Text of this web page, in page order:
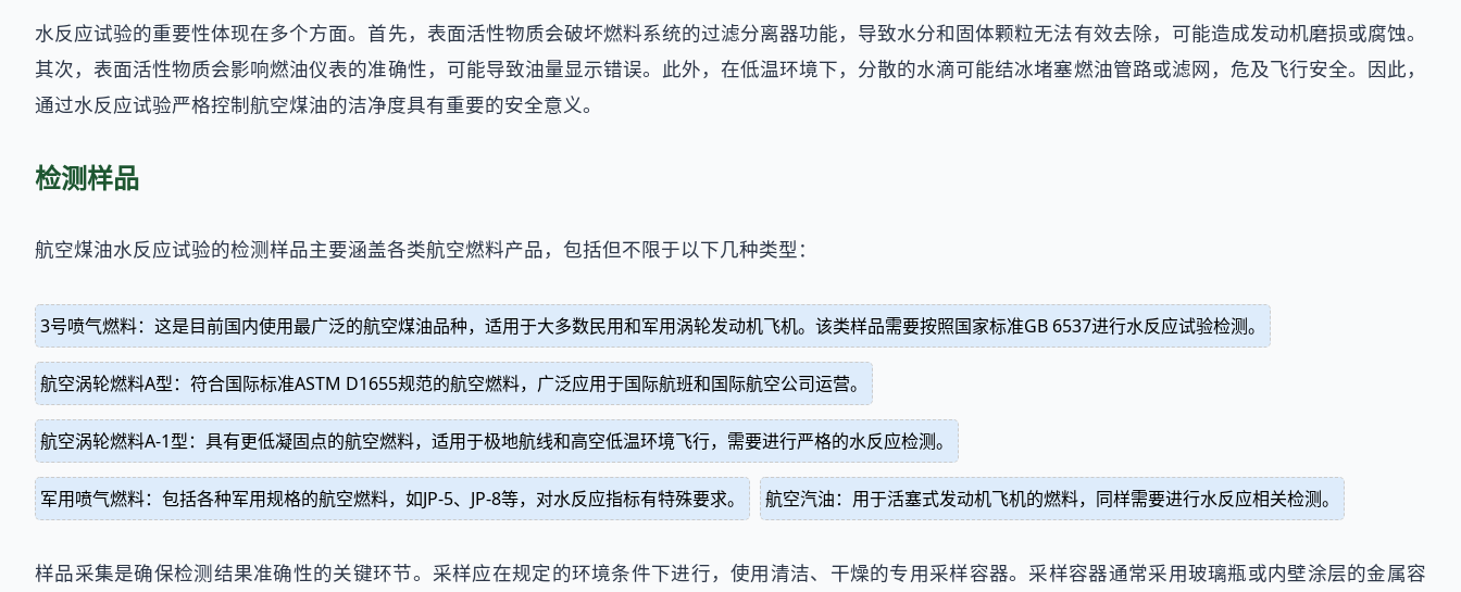
水反应试验的重要性体现在多个方面。首先，表面活性物质会破坏燃料系统的过滤分离器功能，导致水分和固体颗粒无法有效去除，可能造成发动机磨损或腐蚀。
其次，表面活性物质会影响燃油仪表的准确性，可能导致油量显示错误。此外，在低温环境下，分散的水滴可能结冰堵塞燃油管路或滤网，危及飞行安全。因此，
通过水反应试验严格控制航空煤油的洁净度具有重要的安全意义。
检测样品
航空煤油水反应试验的检测样品主要涵盖各类航空燃料产品，包括但不限于以下几种类型：
3号喷气燃料：这是目前国内使用最广泛的航空煤油品种，适用于大多数民用和军用涡轮发动机飞机。该类样品需要按照国家标准GB 6537进行水反应试验检测。
航空涡轮燃料A型：符合国际标准ASTM D1655规范的航空燃料，广泛应用于国际航班和国际航空公司运营。
航空涡轮燃料A-1型：具有更低凝固点的航空燃料，适用于极地航线和高空低温环境飞行，需要进行严格的水反应检测。
军用喷气燃料：包括各种军用规格的航空燃料，如JP-5、JP-8等，对水反应指标有特殊要求。 航空汽油：用于活塞式发动机飞机的燃料，同样需要进行水反应相关检测。
样品采集是确保检测结果准确性的关键环节。采样应在规定的环境条件下进行，使用清洁、干燥的专用采样容器。采样容器通常采用玻璃瓶或内壁涂层的金属容